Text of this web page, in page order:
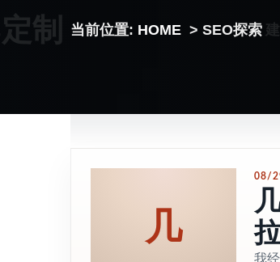
制 当前位置: HOME > SEO探索
几
08/
我